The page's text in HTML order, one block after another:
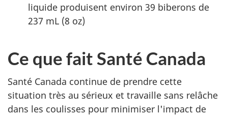
liquide produisent environ 39 biberons de
237 mL (8 oz)
Ce que fait Santé Canada
Santé Canada continue de prendre cette
situation très au sérieux et travaille sans relâche
dans les coulisses pour minimiser l'impact de